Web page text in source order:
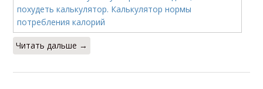
Читать дальше →